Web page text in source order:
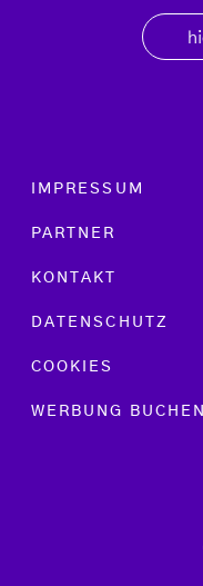
Footer menu
IMPRESSUM
PARTNER
KONTAKT
DATENSCHUTZ
COOKIES
WERBUNG BUCHEN